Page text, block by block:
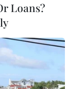
này được
thấp
mở rộng
kết hợp
các tỉnh
Loans?